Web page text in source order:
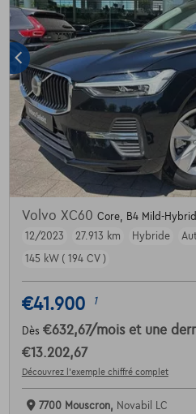
Volvo XC60 Core, B4 Mild-
12/2023
27.913 km Hybride
145 kW ( 194 CV )
€41.900 1
Dès €632,67/mois et une
€13.202,67
Découvrez l’exemple chiffré complet
7700 Mouscron, Novabil LC